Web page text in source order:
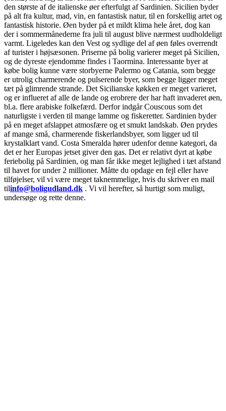
den største af de italienske øer efterfulgt af Sardinien. Sicilien byder
på alt fra kultur, mad, vin, en fantastisk natur, til en forskellig artet og
fantastisk historie. Øen byder på et mildt klima hele året, dog kan
der i sommermånederne fra juli til august blive nærmest uudholdeligt
varmt. Ligeledes kan den Vest og sydlige del af øen føles overrendt
af turister i højsæsonen. Priserne på bolig varierer meget på Sicilien,
og de dyreste ejendomme findes i Taormina. Interessante byer at
købe bolig kunne være storbyerne Palermo og Catania, som begge
er utrolig charmerende og pulserende byer, som begge ligger meget
tæt på glimrende strande. Det Sicilianske køkken er meget varieret,
og er influeret af alle de lande og erobrere der har haft invaderet øen,
bl.a. flere arabiske folkefærd. Derfor indgår Couscous som det
naturligste i verden til mange lamme og fiskeretter. Sardinien byder
på en meget afslappet atmosfære og et smukt landskab. Øen prydes
af mange små, charmerende fiskerlandsbyer, som ligger ud til
krystalklart vand. Costa Smeralda hører udenfor denne kategori, da
det er her Europas jetset giver den gas. Det er relativt dyrt at købe
feriebolig på Sardinien, og man får ikke meget lejlighed i tæt afstand
til havet for under 2 millioner. Måtte du opdage en fejl eller have
tilføjelser, vil vi være meget taknemmelige, hvis du skriver en mail
tilinfo@boligudland.dk . Vi vil herefter, så hurtigt som muligt,
undersøge og rette denne.